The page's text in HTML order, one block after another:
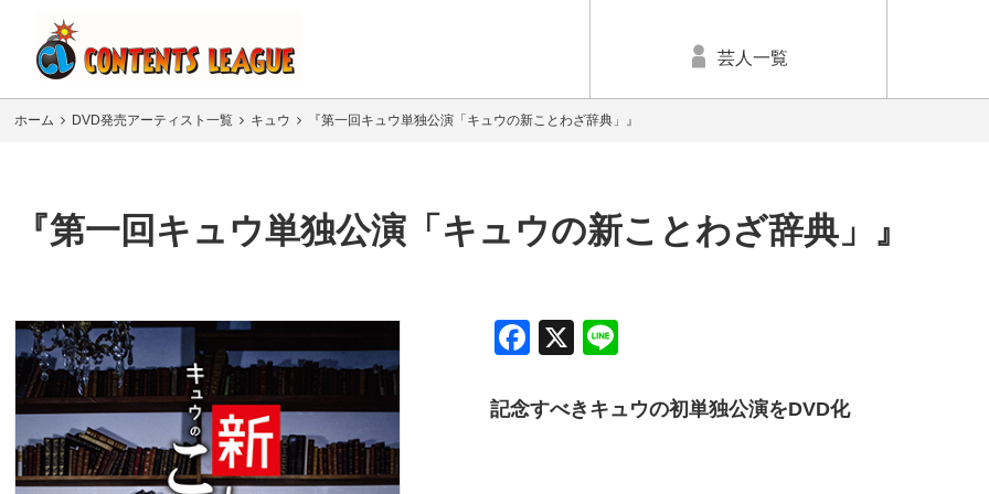
芸人一覧
ホーム DVD発売アーティスト一覧 キュウ 『第一回キュウ単独公演「キュウの新ことわざ辞典」』
『第一回キュウ単独公演「キュウの新ことわざ辞典」』
Facebook
X
記念すべきキュウの初単独公演をDVD化